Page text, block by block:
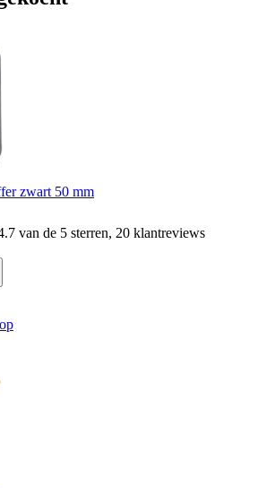
zwart 50 mm
van de 5 sterren, 20 klantreviews